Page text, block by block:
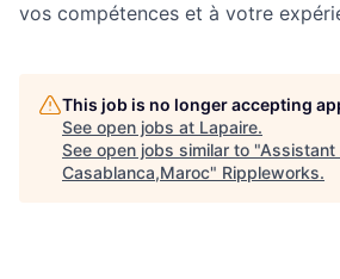
vos compétences et à votre
This job is no longer accepting
See open jobs at Lapaire.
See open jobs similar to "Assistant
Casablanca,Maroc" Rippleworks.